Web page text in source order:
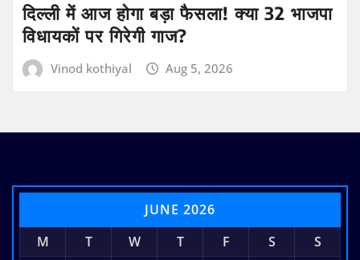
दिल्ली में आज होगा बड़ा फैसला! क्या 32 भाजपा
विधायकों पर गिरेगी गाज?
Vinod kothiyal Aug 5, 2026
JUNE 2026
M
T W T F S
S